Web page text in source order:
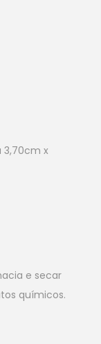
3,70cm x
e secar
químicos.